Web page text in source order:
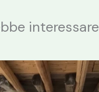
interessare